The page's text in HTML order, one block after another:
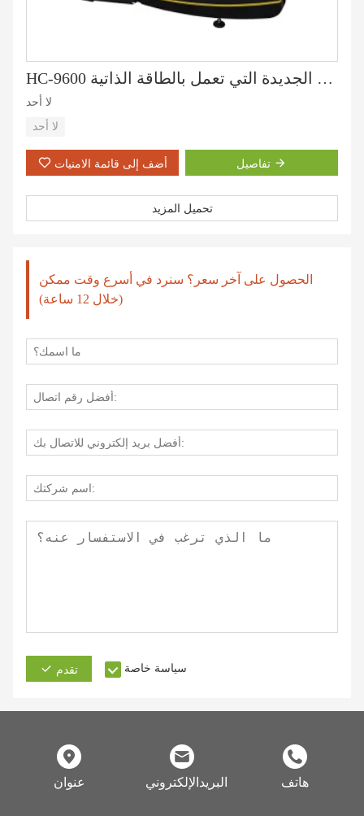
HC-9600 المشاية الكهربائية الجديدة التي تعمل بالطاقة الذاتية
لا أحد
لا أحد
أضف إلى قائمة الامنيات تفاصيل
تحميل المزيد
الحصول على آخر سعر؟ سنرد في أسرع وقت ممكن
(خلال 12 ساعة)
تقدم سياسة خاصة
عنوان البريدالإلكتروني هاتف